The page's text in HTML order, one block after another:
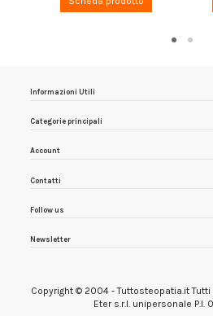
Informazioni Utili
Categorie principali
Account
Contatti
Follow us
Newsletter
Copyright © 2004 - Tuttosteopatia.it
Eter s.r.l. unipersonale P.I.